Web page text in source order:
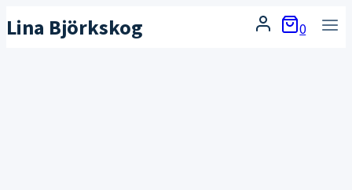
Skip
to
Lina Björkskog 0